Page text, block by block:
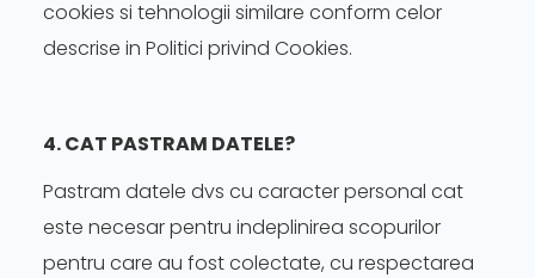
cookies si tehnologii similare conform celor
descrise in Politici privind Cookies.
4. CAT PASTRAM DATELE?
Pastram datele dvs cu caracter personal cat
este necesar pentru indeplinirea scopurilor
pentru care au fost colectate, cu respectarea